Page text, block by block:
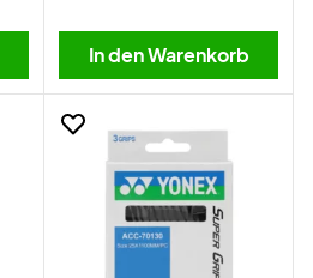
In den Warenkorb